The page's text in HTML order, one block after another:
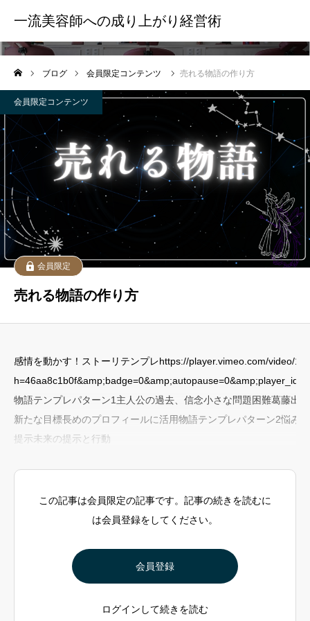
一流美容師への成り上がり経営術
会員限定コンテンツ
ブログ 会員限定コンテンツ 売れる物語の作り方
会員限定コンテンツ
会員限定
売れる物語の作り方
感情を動かす！ストーリテンプレhttps://player.vimeo.com/video/
物語テンプレパターン1主人公の過去、信念小さな問題困難葛藤出
新たな目標長めのプロフィールに活用物語テンプレパターン2悩み
提示未来の提示と行動
この記事は会員限定の記事です。記事の続きを読むに
は会員登録をしてください。
会員登録
ログインして続きを読む